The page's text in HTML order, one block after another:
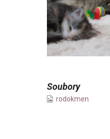
Soubory
rodokmen